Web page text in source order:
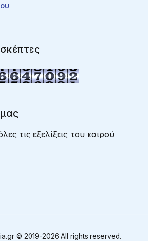
τις εξελίξεις του καιρού
© 2019-2026 All rights reserved.